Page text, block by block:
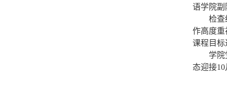
语学院副
检查
作高度
课程目标
学
态迎接